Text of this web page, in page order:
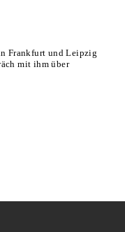
Frankfurt und Leipzig
mit ihm über